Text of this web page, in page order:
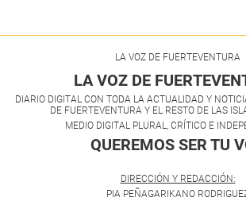
LA VOZ DE FUERTEVENTURA
LA VOZ DE
DIARIO DIGITAL CON TODA LA ACTUALIDAD Y
DE FUERTEVENTURA Y EL RESTO DE LAS
MEDIO DIGITAL PLURAL, CRÍTICO E
QUEREMOS SER TU
DIRECCIÓN Y REDACCIÓN:
PIA PEÑAGARIKANO